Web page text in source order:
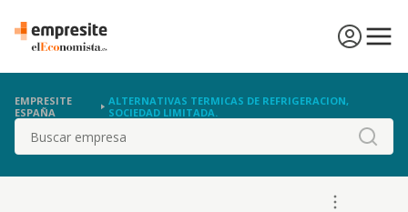
EMPRESITE
ESPAÑA
ALTERNATIVAS TERMICAS DE REFRIGERACION,
SOCIEDAD LIMITADA.
Buscar